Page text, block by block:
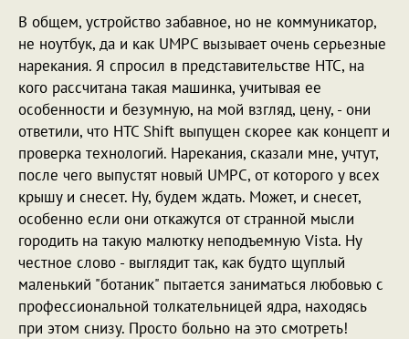
В общем, устройство забавное, но не коммуникатор,
не ноутбук, да и как UMPC вызывает очень серьезные
нарекания. Я спросил в представительстве HTC, на
кого рассчитана такая машинка, учитывая ее
особенности и безумную, на мой взгляд, цену, - они
ответили, что HTC Shift выпущен скорее как концепт и
проверка технологий. Нарекания, сказали мне, учтут,
после чего выпустят новый UMPC, от которого у всех
крышу и снесет. Ну, будем ждать. Может, и снесет,
особенно если они откажутся от странной мысли
городить на такую малютку неподъемную Vista. Ну
честное слово - выглядит так, как будто щуплый
маленький "ботаник" пытается заниматься любовью с
профессиональной толкательницей ядра, находясь
при этом снизу. Просто больно на это смотреть!